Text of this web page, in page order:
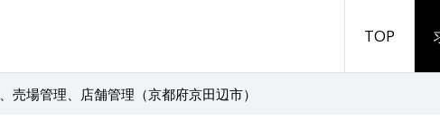
TOP
売場管理、店舗管理（京都府京田辺市）